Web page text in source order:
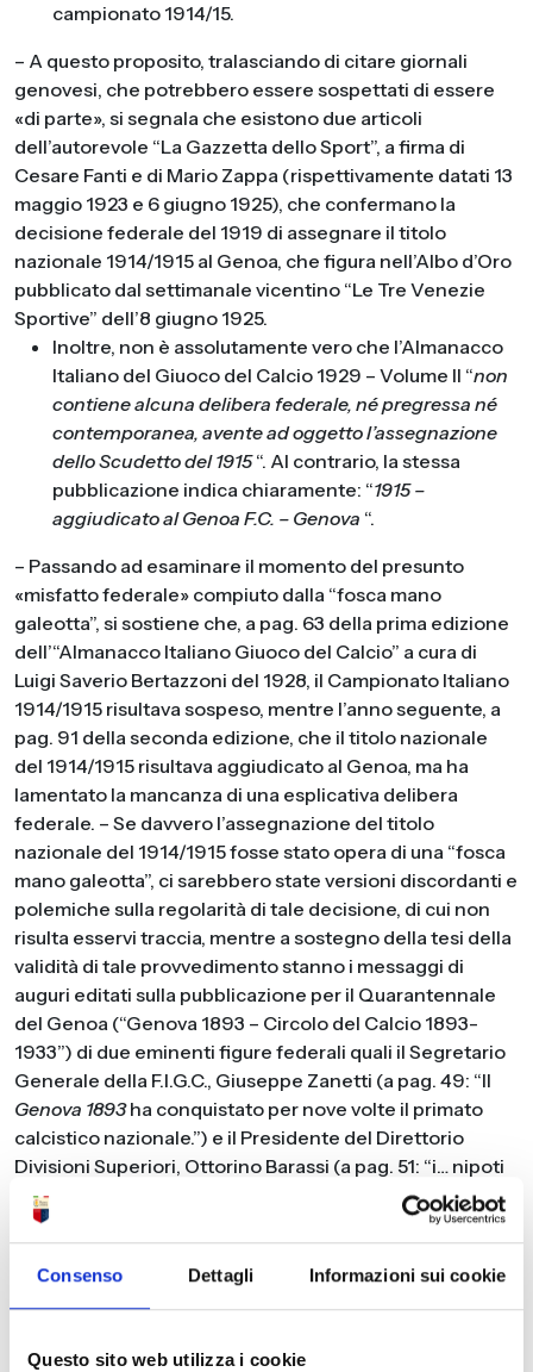
Consenso Dettagli Informazioni sui cookie
Questo sito web utilizza i cookie
campionato 1914/15.
– A questo proposito, tralasciando di citare giornali
genovesi, che potrebbero essere sospettati di essere
«di parte», si segnala che esistono due articoli
dell’autorevole “La Gazzetta dello Sport”, a firma di
Cesare Fanti e di Mario Zappa (rispettivamente datati 13
maggio 1923 e 6 giugno 1925), che confermano la
decisione federale del 1919 di assegnare il titolo
nazionale 1914/1915 al Genoa, che figura nell’Albo d’Oro
pubblicato dal settimanale vicentino “Le Tre Venezie
Sportive” dell’8 giugno 1925.
Inoltre, non è assolutamente vero che l’Almanacco
Italiano del Giuoco del Calcio 1929 – Volume II “non
contiene alcuna delibera federale, né pregressa né
contemporanea, avente ad oggetto l’assegnazione
dello Scudetto del 1915“. Al contrario, la stessa
pubblicazione indica chiaramente: “1915 –
aggiudicato al Genoa F.C. – Genova “.
– Passando ad esaminare il momento del presunto
«misfatto federale» compiuto dalla “fosca mano
galeotta”, si sostiene che, a pag. 63 della prima edizione
dell’“Almanacco Italiano Giuoco del Calcio” a cura di
Luigi Saverio Bertazzoni del 1928, il Campionato Italiano
1914/1915 risultava sospeso, mentre l’anno seguente, a
pag. 91 della seconda edizione, che il titolo nazionale
del 1914/1915 risultava aggiudicato al Genoa, ma ha
lamentato la mancanza di una esplicativa delibera
federale. – Se davvero l’assegnazione del titolo
nazionale del 1914/1915 fosse stato opera di una “fosca
mano galeotta”, ci sarebbero state versioni discordanti e
polemiche sulla regolarità di tale decisione, di cui non
risulta esservi traccia, mentre a sostegno della tesi della
validità di tale provvedimento stanno i messaggi di
auguri editati sulla pubblicazione per il Quarantennale
del Genoa (“Genova 1893 – Circolo del Calcio 1893-
1933”) di due eminenti figure federali quali il Segretario
Generale della F.I.G.C., Giuseppe Zanetti (a pag. 49: “Il
Genova 1893ha conquistato per nove volte il primato
calcistico nazionale.”) e il Presidente del Direttorio
Divisioni Superiori, Ottorino Barassi (a pag. 51: “i… nipoti
saranno degni dei loro predecessori che seppero
conquistare nove campionati al
!”), nonché la
dell’autorevolissimo Vittorio Pozzo allenatore del Torino
nel 1915 e, dunque, direttamente parte in causa, futuro
olimpionica, su “Il Calcio Illustrato” del 15 settembre